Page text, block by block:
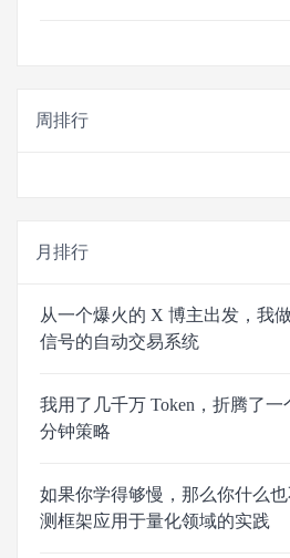
周排行
月排行
从一个爆火的 X 博主出发，我
信号的自动交易系统
我用了几千万 Token，折腾了一
分钟策略
如果你学得够慢，那么你什么
测框架应用于量化领域的实践